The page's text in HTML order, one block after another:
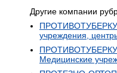
Другие компании
учреждения,
Медицинские